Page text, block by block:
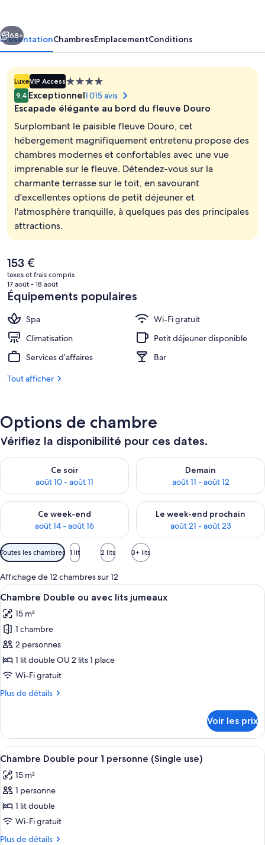
Vue depuis l’hébergement
Suivant
68+
PrésentationChambresEmplacementConditions
LuxeVIP AccessHébergement
4.0 étoiles
9,4 Exceptionnel1 015 avis
Escapade élégante au bord du fleuve Douro
Surplombant le paisible fleuve Douro, cet
hébergement magnifiquement entretenu propose des
chambres modernes et confortables avec une vue
imprenable sur le fleuve. Détendez-vous sur la
charmante terrasse sur le toit, en savourant
d'excellentes options de petit déjeuner et
l'atmosphère tranquille, à quelques pas des principales
attractions.
Le
prix
actuel
est
de
153 €.
153 €
taxes et frais compris
17 août - 18 août
Équipements populaires
Spa
Wi-Fi gratuit
Climatisation
Petit déjeuner disponible
Services d’affaires
Bar
Tout afficher
Options de chambre
Vérifiez la disponibilité pour ces dates.
Ce soir
août 10 - août 11
Vérifier la disponibilité pour ce soir août 10 - août 11
Demain
août 11 - août 12
Vérifier la disponibilité pour
Ce week-end
août 14 - août 16
Vérifier la disponibilité pour ce week-end août 14 - août 16
Le week-end prochain
août 21 - août 23
Vérifier la disponibilité pour
Filtres
disponibles
pour
les
chambres
Toutes les chambres 1 lit 2 lits 3+ lits
Affichage de 12 chambres sur 12
Afficher
toutes
les
photos
pour
ce
type
chambre :
ou
avec
lits
jumeaux
Une chambre à coucher avec un
6
Chambre Double ou avec lits jumeaux
15 m²
1 chambre
2 personnes
1 lit double OU 2 lits 1 place
Wi-Fi gratuit
Plus de détails
Plus
le
type
de
Chambre
Double
avec
lits
Voir les prix
Afficher
toutes
les
photos
pour
ce
type
Une chambre moderne avec un
6
Chambre Double pour 1 personne (Single use)
15 m²
1 personne
1 lit double
Wi-Fi gratuit
Plus de détails
Plus